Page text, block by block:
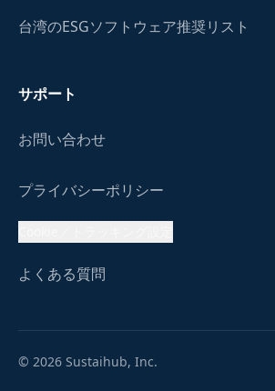
台湾のESGソフトウェア推奨リスト
サポート
お問い合わせ
プライバシーポリシー
よくある質問
© 2026 Sustaihub, Inc.